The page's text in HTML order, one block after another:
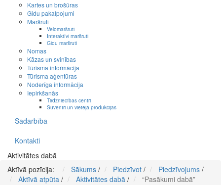
Kartes un brošūras
Gidu pakalpojumi
Maršruti
Velomaršruti
Interaktīvi maršruti
Gidu maršruti
Nomas
Kāzas un svinības
Tūrisma informācija
Tūrisma aģentūras
Noderīga informācija
Iepirkšanās
Tirdzniecības centri
Suvenīri un vietējā produkcijas
Sadarbība
Kontakti
Aktivitātes dabā
Aktīvā pozīcija:
Sākums / Piedzīvot / Piedzīvojums /
Aktīvā atpūta / Aktivitātes dabā / “Pasākumi dabā”